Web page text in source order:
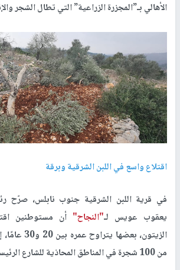
الأهالي بـ”المجزرة الزراعية” التي تطال الشجر
اقتلاع واسع في اللبن الشرقية وبرقة
في قرية اللبن الشرقية جنوب نابلس، صرّح
يعقوب عويس لـ"النجاح" أن مستوطنين
الزيتون،
من 100 شجرة في المناطق المحاذية للشارع الرئيسي.